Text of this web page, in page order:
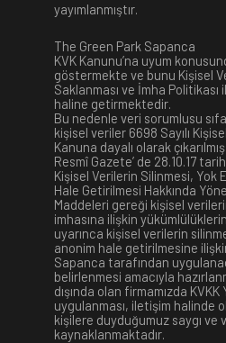
yayımlanmıştır.
The Green Park Sapanca
KVK Kanunu’na uyum
göstermekte ve bunu Kişisel
Saklanması ve İmha
haline getirmektedir.
Bu nedenle veri sorumlusu
kişisel veriler 6698 Sayılı
Kanuna dayalı olarak
Resmî Gazete’ de 28.10.17
Kişisel Verilerin Silinmesi, Yok
Hale Getirilmesi Hakkında
Maddeleri gereği kişisel
imhasına ilişkin
uyarınca kişisel verilerin
anonim hale getirilmesine
Sapanca tarafından
belirlenmesi amacıyla
dışında olan firmamızda
uygulanması, iletişim halinde
kişilere duyduğumuz saygı ve
kaynaklanmaktadır.